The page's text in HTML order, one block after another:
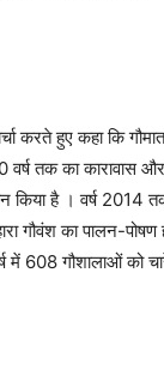
करते हुए कहा कि
तक का कारावास
किया है । वर्ष
का पालन-पोषण
में 608 गौशालाओं को